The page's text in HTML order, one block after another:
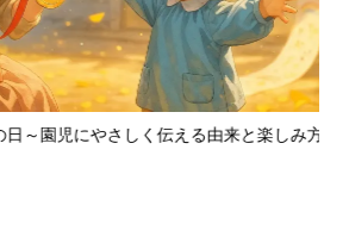
～園児にやさしく伝える由来と楽しみ方